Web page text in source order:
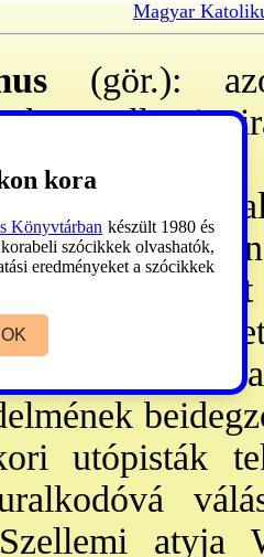
Magyar
(gör.):
szellemi
és az
társad.
utópisták
atyja
kora
Könyvtárban készült 1980 és
szócikkek olvashatók,
eredményeket a szócikkek
OK